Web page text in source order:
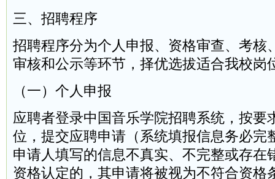
三、招聘程序
招聘程序分为个人申报、资格审查、考核
审核和公示等环节，择优选拔适合我校岗
（一）个人申报
应聘者登录中国音乐学院招聘系统，按要
位，提交应聘申请（系统填报信息务必完
申请人填写的信息不真实、不完整或存在
资格认定的，其申请将被视为不符合资格